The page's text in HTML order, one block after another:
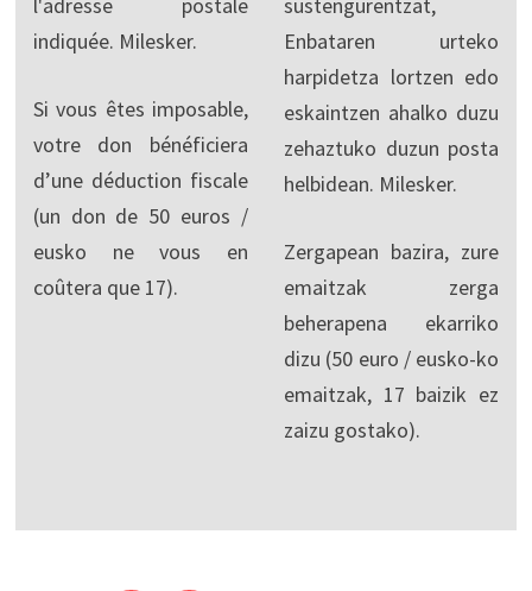
l'adresse postale
indiquée. Milesker.
Si vous êtes imposable,
votre don bénéficiera
d’une déduction fiscale
(un don de 50 euros /
eusko ne vous en
coûtera que 17).
sustengurentzat,
Enbataren urteko
harpidetza lortzen edo
eskaintzen ahalko duzu
zehaztuko duzun posta
helbidean. Milesker.
Zergapean bazira, zure
emaitzak zerga
beherapena ekarriko
dizu (50 euro / eusko-ko
emaitzak, 17 baizik ez
zaizu gostako).